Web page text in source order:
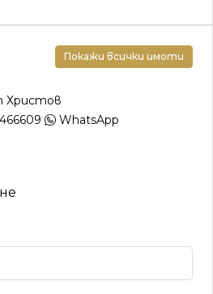
Покажи всички имоти
Христов
WhatsApp